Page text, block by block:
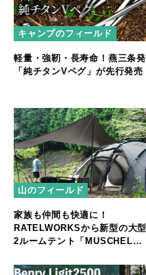
キャンプのフィールド
軽量・強靭・長寿命！燕三条発
「純チタンVペグ」が先行発売
山のフィールド
家族も仲間も快適に！
RATELWORKSから新型の大型
2ルームテント「MUSCHEL」